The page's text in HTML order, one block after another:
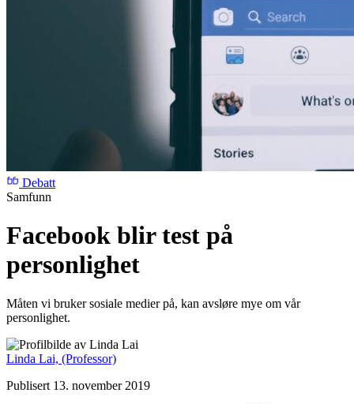
Debatt
Samfunn
Facebook blir test på
personlighet
Måten vi bruker sosiale medier på, kan avsløre mye om vår
personlighet.
Linda Lai, (Professor)
Publisert 13. november 2019